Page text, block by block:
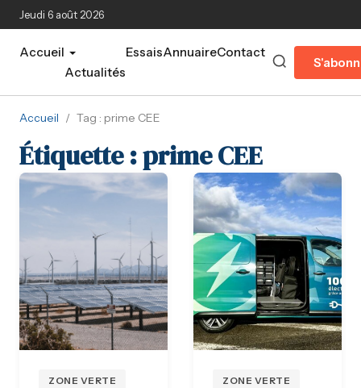
Aller au contenu principal
Jeudi 6 août 2026
Accueil
Actualités
EssaisAnnuaireContact
Accueil / Tag : prime CEE
Étiquette :prime CEE
ZONE VERTE ZONE VERTE